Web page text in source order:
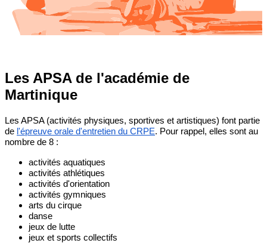
Les APSA de l'académie de
Martinique
Les APSA (activités physiques, sportives et artistiques) font partie
de l'épreuve orale d'entretien du CRPE. Pour rappel, elles sont au
nombre de 8 :
activités aquatiques
activités athlétiques
activités d'orientation
activités gymniques
arts du cirque
danse
jeux de lutte
jeux et sports collectifs